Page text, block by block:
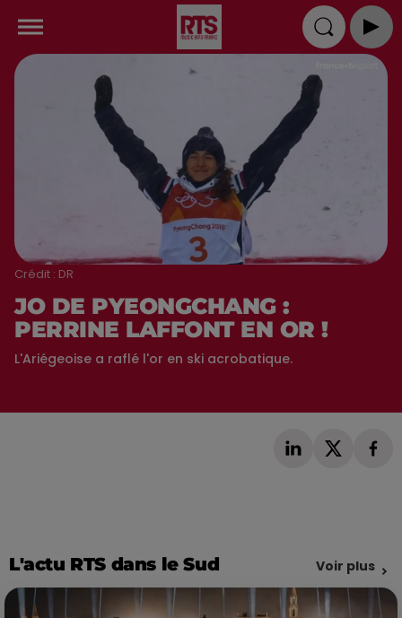
Crédit : DR
JO DE PYEONGCHANG :
PERRINE LAFFONT EN OR !
L'Ariégeoise a raflé l'or en ski acrobatique.
L'actu RTS dans le Sud Voir plus